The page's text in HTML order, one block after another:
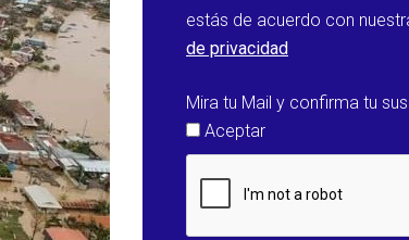
estás de acuerdo con
de privacidad
Mira tu Mail y confirma tu
Aceptar